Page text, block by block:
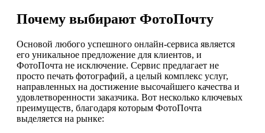
Почему выбирают ФотоПочту
Основой любого успешного онлайн-сервиса является
его уникальное предложение для клиентов, и
ФотоПочта не исключение. Сервис предлагает не
просто печать фотографий, а целый комплекс услуг,
направленных на достижение высочайшего качества и
удовлетворенности заказчика. Вот несколько ключевых
преимуществ, благодаря которым ФотоПочта
выделяется на рынке: